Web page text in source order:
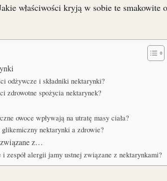
właściwości kryją w sobie te smakowite
odżywcze i składniki nektarynki?
zdrowotne spożycia nektarynek?
owoce wpływają na utratę masy ciała?
nektarynki a zdrowie?
z…
i zespół alergii jamy ustnej związane z nektarynkami?